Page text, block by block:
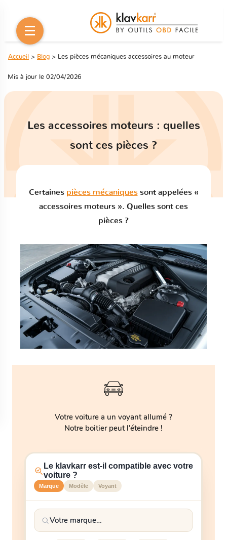
Accueil > Blog > Les pièces mécaniques accessoires au moteur
Mis à jour le 02/04/2026
Les accessoires moteurs : quelles
sont ces pièces ?
Certaines pièces mécaniquessont appelées «
accessoires moteurs ». Quelles sont ces
pièces ?
Votre voiture a un voyant allumé ?
Notre boitier peut l'éteindre !
Le klavkarr est-il compatible avec votre
voiture ?
Marque Modèle Voyant